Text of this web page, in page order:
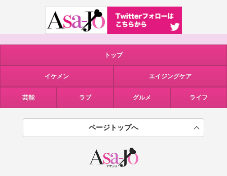
トップ
イケメン エイジングケア
芸能 ラブ グルメ ライフ
ページトップへ